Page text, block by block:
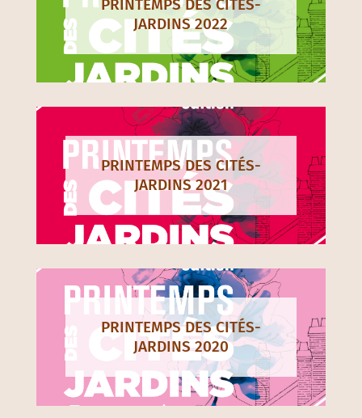
PRINTEMPS DES CITÉS-
JARDINS 2022
PRINTEMPS DES CITÉS-
JARDINS 2021
PRINTEMPS DES CITÉS-
JARDINS 2020